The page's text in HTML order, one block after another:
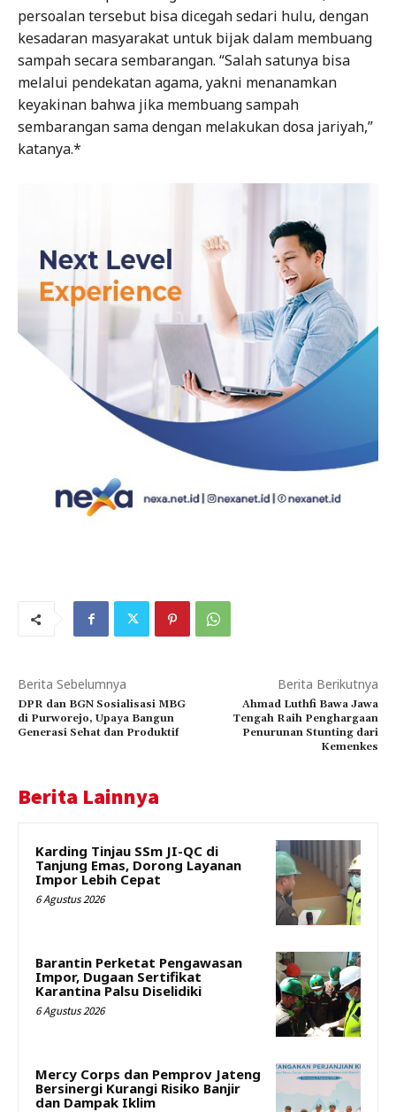
persoalan tersebut bisa dicegah sedari hulu, dengan
kesadaran masyarakat untuk bijak dalam membuang
sampah secara sembarangan. “Salah satunya bisa
melalui pendekatan agama, yakni menanamkan
keyakinan bahwa jika membuang sampah
sembarangan sama dengan melakukan dosa jariyah,”
katanya.*
Berita Sebelumnya
DPR dan BGN Sosialisasi MBG
di Purworejo, Upaya Bangun
Generasi Sehat dan Produktif
Berita Berikutnya
Ahmad Luthfi Bawa Jawa
Tengah Raih Penghargaan
Penurunan Stunting dari
Kemenkes
Berita Lainnya
Karding Tinjau SSm JI-QC di
Tanjung Emas, Dorong Layanan
Impor Lebih Cepat
6 Agustus 2026
Barantin Perketat Pengawasan
Impor, Dugaan Sertifikat
Karantina Palsu Diselidiki
6 Agustus 2026
Mercy Corps dan Pemprov Jateng
Bersinergi Kurangi Risiko Banjir
dan Dampak Iklim